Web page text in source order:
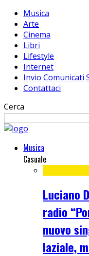
Musica
Arte
Cinema
Libri
Lifestyle
Internet
Invio Comunicati
Contattaci
Cerca
Musica
Casuale
Luciano
radio
nuovo
laziale,